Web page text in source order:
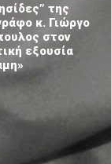
της
κ. Γιώργο
στον
εξουσία